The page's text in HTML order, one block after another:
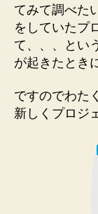
てみて調べた
をしていたプ
て、、、とい
が起きたとき
ですのでわた
新しくプロジ